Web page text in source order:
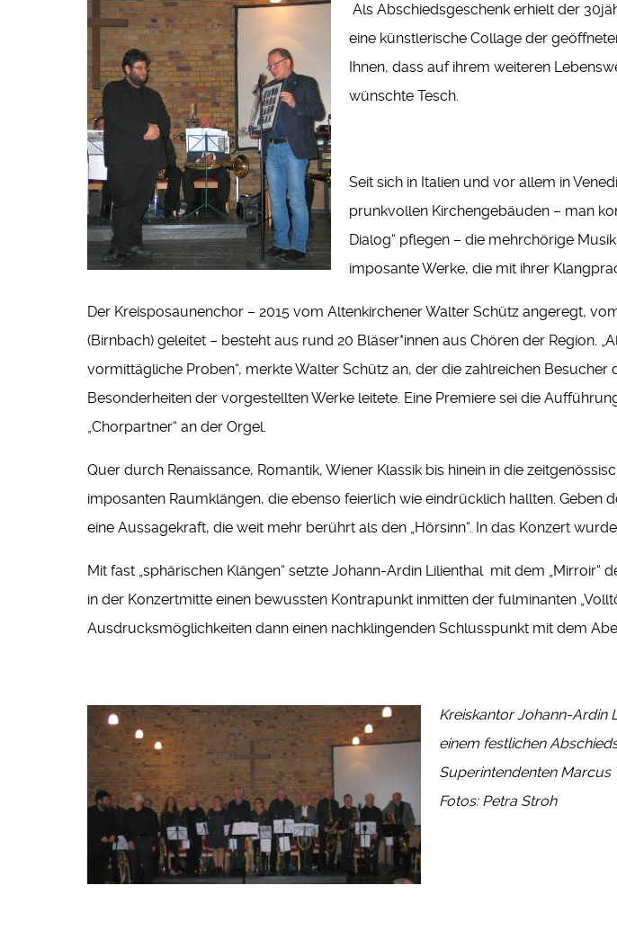
Als Abschiedsgeschenk erhielt der
eine künstlerische Collage der
Ihnen, dass auf ihrem weiteren
wünschte Tesch.
Seit sich in Italien und vor allem in
prunkvollen Kirchengebäuden – man
Dialog“ pflegen – die mehrchörige
imposante Werke, die mit ihrer
Der Kreisposaunenchor – 2015 vom Altenkirchener Walter Schütz angeregt,
(Birnbach) geleitet – besteht aus rund 20 Bläser*innen aus Chören der
vormittägliche Proben“, merkte Walter Schütz an, der die zahlreichen
Besonderheiten der vorgestellten Werke leitete. Eine Premiere sei die
„Chorpartner“ an der Orgel.
Quer durch Renaissance, Romantik, Wiener Klassik bis hinein in die
imposanten Raumklängen, die ebenso feierlich wie eindrücklich hallten.
eine Aussagekraft, die weit mehr berührt als den „Hörsinn“. In das Konzert
Mit fast „sphärischen Klängen“ setzte Johann-Ardin Lilienthal mit dem
in der Konzertmitte einen bewussten Kontrapunkt inmitten der fulminanten
Ausdrucksmöglichkeiten dann einen nachklingenden Schlusspunkt mit dem
Kreiskantor Johann-Ardin
einem festlichen
Superintendenten Marcus
Fotos: Petra Stroh